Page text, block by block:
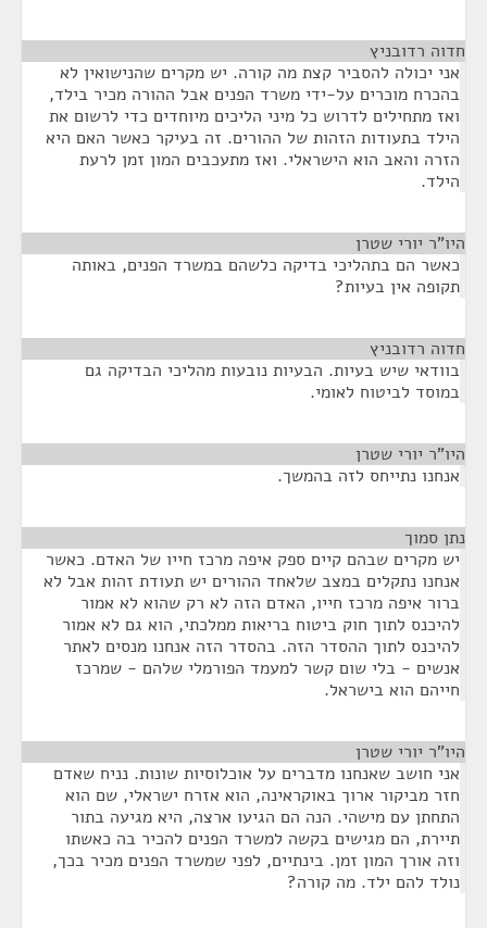
חדוה רדובניץ
אני יכולה להסביר קצת מה קורה. יש מקרים שהנישואין לא
בהכרח מוכרים על-ידי משרד הפנים אבל ההורה מכיר בילד,
ואז מתחילים לדרוש כל מיני הליכים מיוחדים כדי לרשום את
הילד בתעודות הזהות של ההורים. זה בעיקר כאשר האם היא
הזרה והאב הוא הישראלי. ואז מתעכבים המון זמן לרעת
הילד.
היו"ר יורי שטרן
כאשר הם בתהליכי בדיקה כלשהם במשרד הפנים, באותה
תקופה אין בעיות?
חדוה רדובניץ
בוודאי שיש בעיות. הבעיות נובעות מהליכי הבדיקה גם
במוסד לביטוח לאומי.
היו"ר יורי שטרן
אנחנו נתייחס לזה בהמשך.
נתן סמוך
יש מקרים שבהם קיים ספק איפה מרכז חייו של האדם. כאשר
אנחנו נתקלים במצב שלאחד ההורים יש תעודת זהות אבל לא
ברור איפה מרכז חייו, האדם הזה לא רק שהוא לא אמור
להיכנס לתוך חוק ביטוח בריאות ממלכתי, הוא גם לא אמור
להיכנס לתוך ההסדר הזה. בהסדר הזה אנחנו מנסים לאתר
אנשים - בלי שום קשר למעמד הפורמלי שלהם - שמרכז
חייהם הוא בישראל.
היו"ר יורי שטרן
אני חושב שאנחנו מדברים על אוכלוסיות שונות. נניח שאדם
חזר מביקור ארוך באוקראינה, הוא אזרח ישראלי, שם הוא
התחתן עם מישהי. הנה הם הגיעו ארצה, היא מגיעה בתור
תיירת, הם מגישים בקשה למשרד הפנים להכיר בה כאשתו
וזה אורך המון זמן. בינתיים, לפני שמשרד הפנים מכיר בכך,
נולד להם ילד. מה קורה?